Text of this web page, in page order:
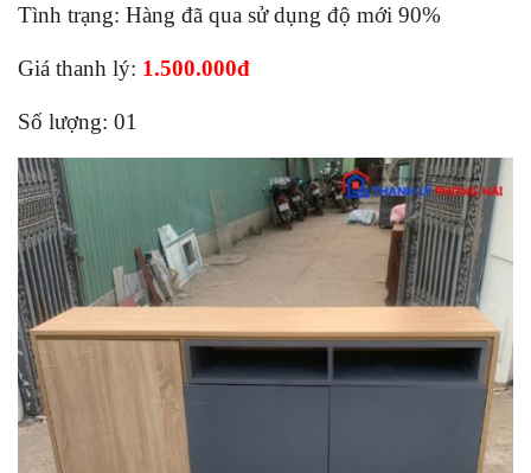
Tình trạng: Hàng đã qua sử dụng độ mới 90%
Giá thanh lý: 1.500.000đ
Số lượng: 01